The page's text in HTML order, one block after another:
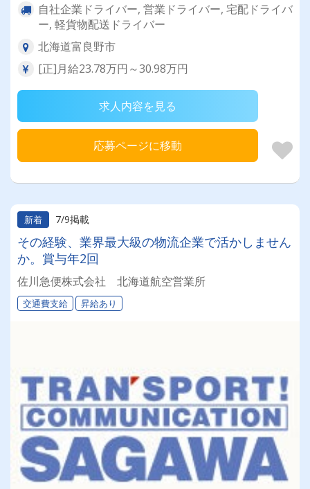
自社企業ドライバー, 営業ドライバー, 宅配ドライバ
ー, 軽貨物配送ドライバー
北海道富良野市
[正]月給23.78万円～30.98万円
求人内容を見る
応募ページに移動
新着 7/9掲載
その経験、業界最大級の物流企業で活かしません
か。賞与年2回
佐川急便株式会社 北海道航空営業所
交通費支給 昇給あり